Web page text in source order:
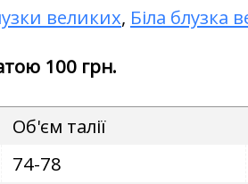
великих, Біла блузка
100 грн.
Об'єм талії
74-78